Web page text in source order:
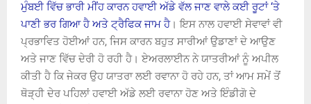
ਮੁੰਬਈ ਵਿੱਚ ਭਾਰੀ ਮੀਂਹ ਕਾਰਨ ਹਵਾਈ ਅੱਡੇ ਵੱਲ ਜਾਣ ਵਾਲੇ ਕਈ ਰੂਟਾਂ ‘ਤੇ
ਪਾਣੀ ਭਰ ਗਿਆ ਹੈ ਅਤੇ ਟ੍ਰੈਫਿਕ ਜਾਮ ਹੈ। ਇਸ ਨਾਲ ਹਵਾਈ ਸੇਵਾਵਾਂ ਵੀ
ਪ੍ਰਭਾਵਿਤ ਹੋਈਆਂ ਹਨ, ਜਿਸ ਕਾਰਨ ਬਹੁਤ ਸਾਰੀਆਂ ਉਡਾਣਾਂ ਦੇ ਆਉਣ
ਅਤੇ ਜਾਣ ਵਿੱਚ ਦੇਰੀ ਹੋ ਰਹੀ ਹੈ। ਏਅਰਲਾਈਨ ਨੇ ਯਾਤਰੀਆਂ ਨੂੰ ਅਪੀਲ
ਕੀਤੀ ਹੈ ਕਿ ਜੇਕਰ ਉਹ ਯਾਤਰਾ ਲਈ ਰਵਾਨਾ ਹੋ ਰਹੇ ਹਨ, ਤਾਂ ਆਮ ਸਮੇਂ ਤੋਂ
ਥੋੜ੍ਹੀ ਦੇਰ ਪਹਿਲਾਂ ਹਵਾਈ ਅੱਡੇ ਲਈ ਰਵਾਨਾ ਹੋਣ ਅਤੇ ਇੰਡੀਗੋ ਦੇ